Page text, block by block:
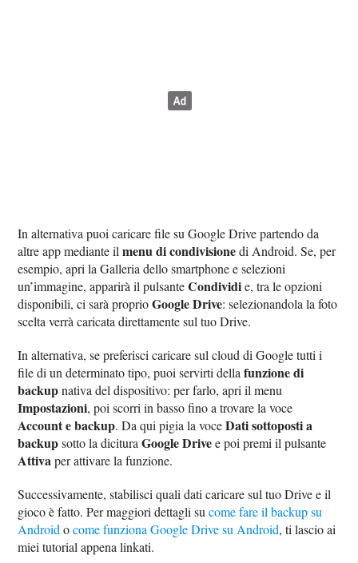
In alternativa puoi caricare file su Google Drive partendo da
altre app mediante ilmenu di condivisionedi Android. Se, per
esempio, apri la Galleria dello smartphone e selezioni
un’immagine, apparirà il pulsanteCondividie, tra le opzioni
disponibili, ci sarà proprioGoogle Drive: selezionandola la foto
scelta verrà caricata direttamente sul tuo Drive.
In alternativa, se preferisci caricare sul cloud di Google tutti i
file di un determinato tipo, puoi servirti dellafunzione di
backupnativa del dispositivo: per farlo, apri il menu
Impostazioni, poi scorri in basso fino a trovare la voce
Account e backup. Da qui pigia la voceDati sottoposti a
backupsotto la dicituraGoogle Drivee poi premi il pulsante
Attivaper attivare la funzione.
Successivamente, stabilisci quali dati caricare sul tuo Drive e il
gioco è fatto. Per maggiori dettagli sucome fare il backup su
Android ocome funziona Google Drive su Android, ti lascio ai
miei tutorial appena linkati.